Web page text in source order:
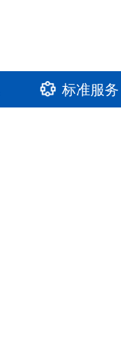
标准服务